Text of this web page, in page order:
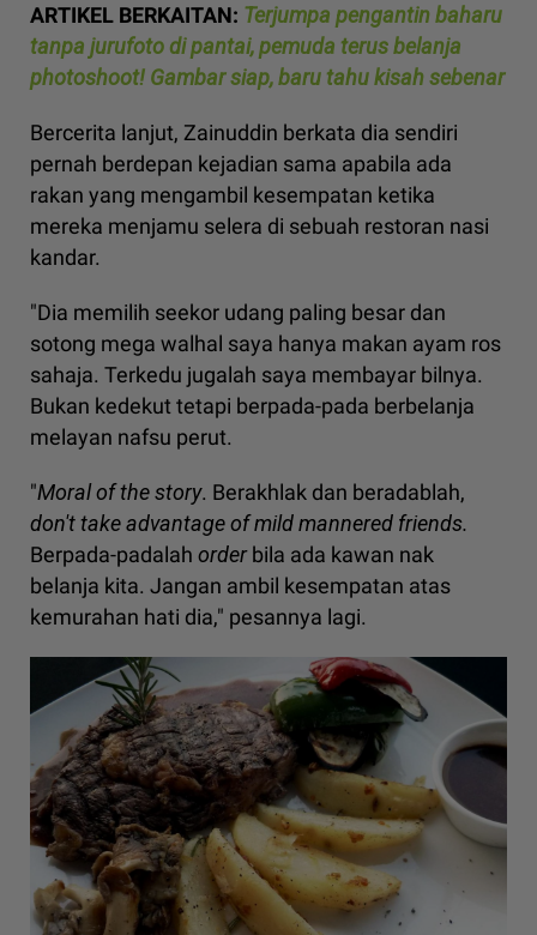
ARTIKEL BERKAITAN: Terjumpa pengantin baharu
tanpa jurufoto di pantai, pemuda terus belanja
photoshoot! Gambar siap, baru tahu kisah sebenar
Bercerita lanjut, Zainuddin berkata dia sendiri
pernah berdepan kejadian sama apabila ada
rakan yang mengambil kesempatan ketika
mereka menjamu selera di sebuah restoran nasi
kandar.
"Dia memilih seekor udang paling besar dan
sotong mega walhal saya hanya makan ayam ros
sahaja. Terkedu jugalah saya membayar bilnya.
Bukan kedekut tetapi berpada-pada berbelanja
melayan nafsu perut.
"Moral of the story. Berakhlak dan beradablah,
don't take advantage of mild mannered friends.
Berpada-padalah orderbila ada kawan nak
belanja kita. Jangan ambil kesempatan atas
kemurahan hati dia," pesannya lagi.